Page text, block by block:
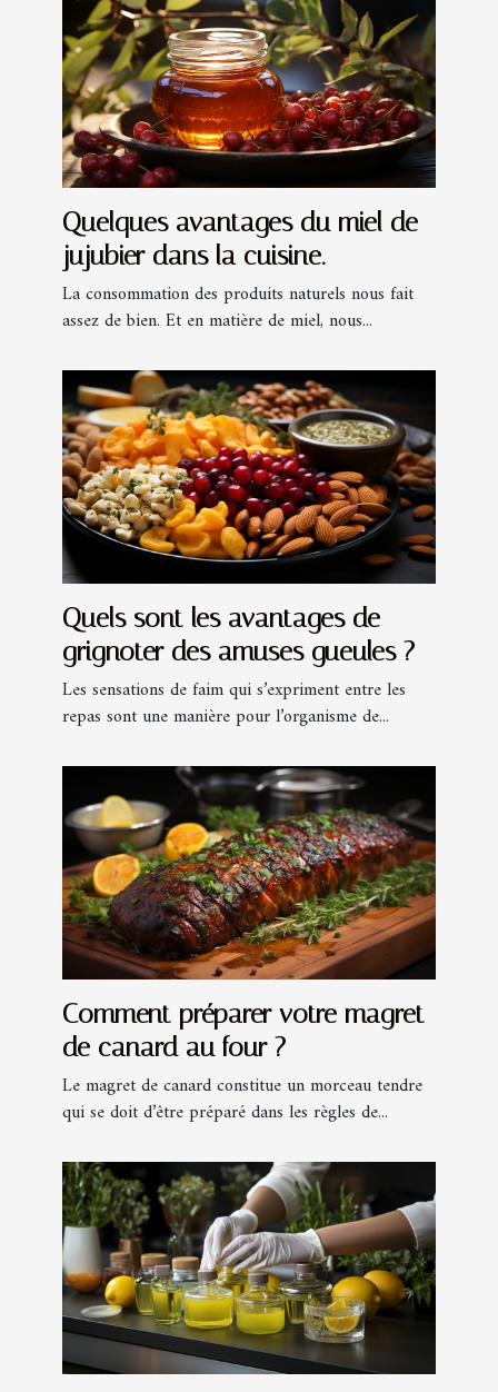
Quelques avantages du miel de
jujubier dans la cuisine.
La consommation des produits naturels nous fait
assez de bien. Et en matière de miel, nous...
Quels sont les avantages de
grignoter des amuses gueules ?
Les sensations de faim qui s’expriment entre les
repas sont une manière pour l’organisme de...
Comment préparer votre magret
de canard au four ?
Le magret de canard constitue un morceau tendre
qui se doit d’être préparé dans les règles de...